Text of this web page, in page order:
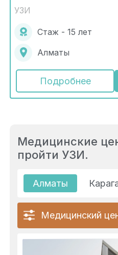
УЗИ
Стаж - 15 лет
Алматы
Подробнее
Медицинские
пройти УЗИ.
Алматы
Медицинский